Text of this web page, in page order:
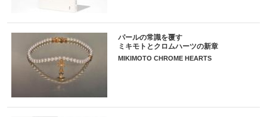
パールの常識を覆す
ミキモトとクロムハーツの新章
MIKIMOTO CHROME HEARTS